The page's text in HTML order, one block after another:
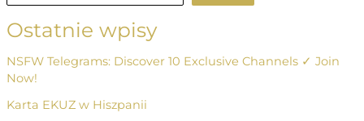
Ostatnie wpisy
NSFW Telegrams: Discover 10 Exclusive Channels ✓ Join
Now!
Karta EKUZ w Hiszpanii